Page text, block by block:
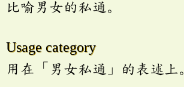
比喻男女的私通。
Usage category
用在「男女私通」的表述上